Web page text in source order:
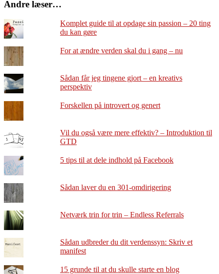
Andre læser…
Komplet guide til at opdage sin passion – 20 ting
du kan gøre
For at ændre verden skal du i gang – nu
Sådan får jeg tingene gjort – en kreativs
perspektiv
Forskellen på introvert og genert
Vil du også være mere effektiv? – Introduktion til
GTD
5 tips til at dele indhold på Facebook
Sådan laver du en 301-omdirigering
Netværk trin for trin – Endless Referrals
Sådan udbreder du dit verdenssyn: Skriv et
manifest
15 grunde til at du skulle starte en blog